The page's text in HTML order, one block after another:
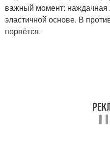
важный момент: наждачная
эластичной основе. В
порвётся.